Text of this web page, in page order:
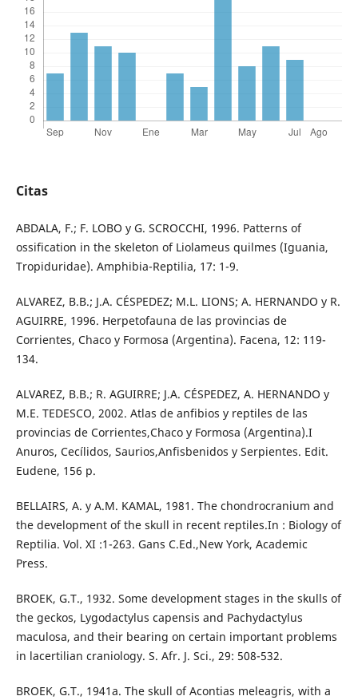
Citas
ABDALA, F.; F. LOBO y G. SCROCCHI, 1996. Patterns of
ossification in the skeleton of Liolameus quilmes (Iguania,
Tropiduridae). Amphibia-Reptilia, 17: 1-9.
ALVAREZ, B.B.; J.A. CÉSPEDEZ; M.L. LIONS; A. HERNANDO y R.
AGUIRRE, 1996. Herpetofauna de las provincias de
Corrientes, Chaco y Formosa (Argentina). Facena, 12: 119-
134.
ALVAREZ, B.B.; R. AGUIRRE; J.A. CÉSPEDEZ, A. HERNANDO y
M.E. TEDESCO, 2002. Atlas de anfibios y reptiles de las
provincias de Corrientes,Chaco y Formosa (Argentina).I
Anuros, Cecílidos, Saurios,Anfisbenidos y Serpientes. Edit.
Eudene, 156 p.
BELLAIRS, A. y A.M. KAMAL, 1981. The chondrocranium and
the development of the skull in recent reptiles.In : Biology of
Reptilia. Vol. XI :1-263. Gans C.Ed.,New York, Academic
Press.
BROEK, G.T., 1932. Some development stages in the skulls of
the geckos, Lygodactylus capensis and Pachydactylus
maculosa, and their bearing on certain important problems
in lacertilian craniology. S. Afr. J. Sci., 29: 508-532.
BROEK, G.T., 1941a. The skull of Acontias meleagris, with a